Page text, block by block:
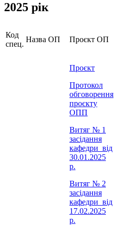
2025 рік
Код
спец.
Назва ОП Проєкт ОП
Проєкт
Протокол
обговорення
проєкту
ОПП
Витяг № 1
засідання
кафедри від
30.01.2025
р.
Витяг № 2
засідання
кафедри від
17.02.2025
р.